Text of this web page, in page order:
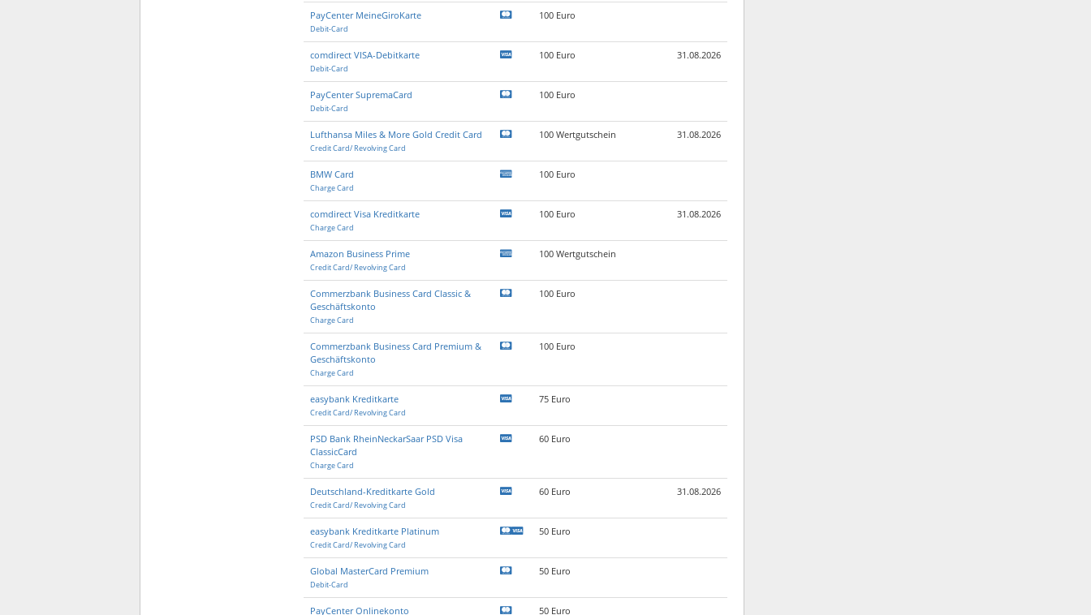
PayCenter MeineGiroKarte
Debit-Card
100 Euro
comdirect VISA-Debitkarte
Debit-Card
100 Euro 31.08.2026
PayCenter SupremaCard
Debit-Card
100 Euro
Lufthansa Miles & More Gold Credit Card
Credit Card/ Revolving Card
100 Wertgutschein 31.08.2026
BMW Card
Charge Card
100 Euro
comdirect Visa Kreditkarte
Charge Card
100 Euro 31.08.2026
Amazon Business Prime
Credit Card/ Revolving Card
100 Wertgutschein
Commerzbank Business Card Classic &
Geschäftskonto
Charge Card
100 Euro
Commerzbank Business Card Premium &
Geschäftskonto
Charge Card
100 Euro
easybank Kreditkarte
Credit Card/ Revolving Card
75 Euro
PSD Bank RheinNeckarSaar PSD Visa
ClassicCard
Charge Card
60 Euro
Deutschland-Kreditkarte Gold
Credit Card/ Revolving Card
60 Euro 31.08.2026
easybank Kreditkarte Platinum
Credit Card/ Revolving Card
50 Euro
Global MasterCard Premium
Debit-Card
50 Euro
PayCenter Onlinekonto 50 Euro